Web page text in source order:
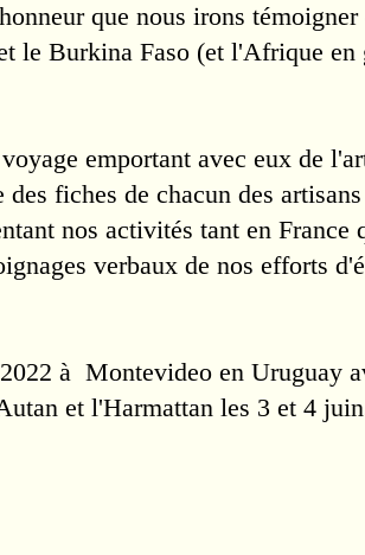
que nous irons témoigner
le Burkina Faso (et l'Afrique en
emportant avec eux de
fiches de chacun des artisans
nos activités tant en France
verbaux de nos efforts
à Montevideo en Uruguay
et l'Harmattan les 3 et 4